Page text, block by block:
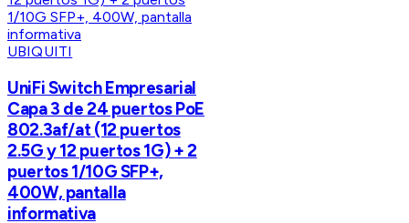
UBIQUITI
UniFi Switch Empresarial
Capa 3 de 24 puertos PoE
802.3af/at (12 puertos
2.5G y 12 puertos 1G) + 2
puertos 1/10G SFP+,
400W, pantalla
informativa